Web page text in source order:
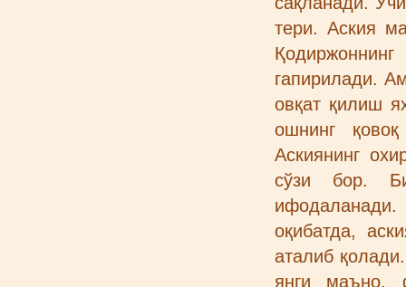
тери. Аския
гапирилади.
овқат қилиш
ошнинг
Аскиянинг
сўзи бор.
оқибатда,
аталиб
янги маъно,